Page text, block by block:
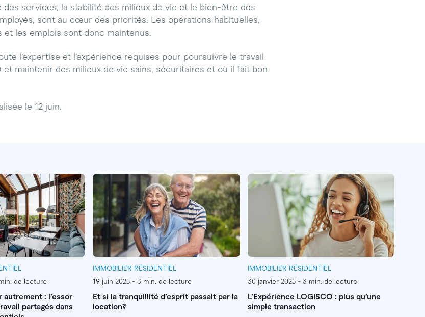
services, la stabilité des milieux de vie et le bien-être des
sont au cœur des priorités. Les opérations habituelles,
les emplois sont donc maintenus.
l’expertise et l’expérience requises pour poursuivre le travail
et maintenir des milieux de vie sains, sécuritaires et où il fait bon
le 12 juin.
de lecture
: l’essor
partagés dans
IMMOBILIER RÉSIDENTIEL
19 juin 2025 - 3 min. de lecture
Et si la tranquillité d’esprit passait par la
location?
IMMOBILIER RÉSIDENTIEL
30 janvier 2025 - 3 min. de lecture
L’Expérience LOGISCO : plus qu’une
simple transaction